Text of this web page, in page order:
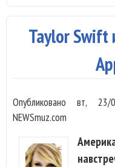
Taylor Swift
Опубликовановт, 23/
NEWSmuz.com